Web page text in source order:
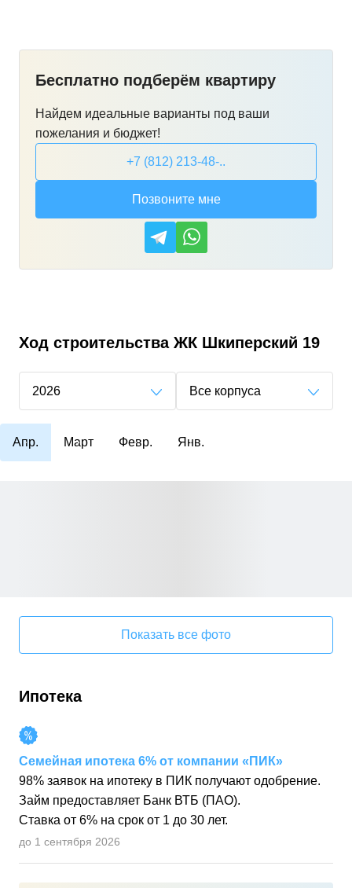
Бесплатно подберём квартиру
Найдем идеальные варианты под ваши
пожелания и бюджет!
+7 (812) 213-48-..
Позвоните мне
Ход строительства ЖК Шкиперский 19
2026 Все корпуса
Апр. Март Февр. Янв.
Показать все фото
Ипотека
Семейная ипотека 6% от компании «ПИК»
98% заявок на ипотеку в ПИК получают одобрение.
Займ предоставляет Банк ВТБ (ПАО).
Ставка от 6% на срок от 1 до 30 лет.
до 1 сентября 2026